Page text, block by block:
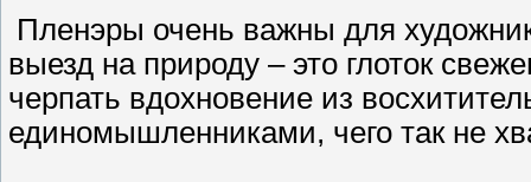
Пленэры очень важны для
выезд на природу – это глоток
черпать вдохновение из
единомышленниками, чего так не